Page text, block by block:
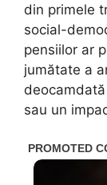
din primele
social-
pensiilor ar
jumătate a
sau un